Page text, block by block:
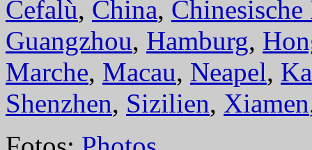
Cefalù, China, Chinesische
Guangzhou, Hamburg,
Marche, Macau, Neapel,
Shenzhen, Sizilien, Xiamen